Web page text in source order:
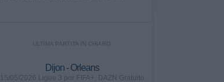
ULTIMA PARTITA IN CHIARO
Dijon - Orleans
15/05/2026 Ligue 3 por FIFA+, DAZN Gratuito